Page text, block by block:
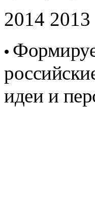
2014 2013
•
идеи и